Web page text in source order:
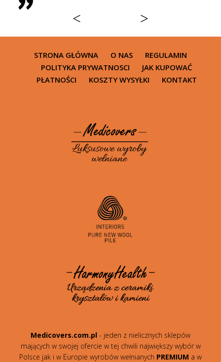
< >
STRONA GŁÓWNA O NAS
REGULAMIN
POLITYKA PRYWATNOSCI
JAK KUPOWAĆ
PŁATNOŚCI
KOSZTY WYSYŁKI KONTAKT
Medicovers.com.pl - jeden z nielicznych sklepów
mających w swojej ofercie w tej chwili największy wybór w
Polsce jak i w Europie wyrobów wełnianych PREMIUM a w